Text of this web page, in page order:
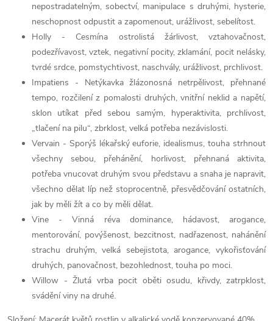
nepostradatelným, sobectví, manipulace s druhými, hysterie,
neschopnost odpustit a zapomenout, urážlivost, sebelítost.
Holly - Cesmína ostrolistá žárlivost, vztahovačnost,
podezřívavost, vztek, negativní pocity, zklamání, pocit nelásky,
tvrdé srdce, pomstychtivost, naschvály, urážlivost, prchlivost.
Impatiens - Netýkavka žlázonosná netrpělivost, přehnané
tempo, rozčilení z pomalosti druhých, vnitřní neklid a napětí,
sklon utíkat před sebou samým, hyperaktivita, prchlivost,
„tlačení na pilu“, zbrklost, velká potřeba nezávislosti.
Vervain - Sporýš lékařský euforie, idealismus, touha strhnout
všechny sebou, přehánění, horlivost, přehnaná aktivita,
potřeba vnucovat druhým svou představu a snaha je napravit,
všechno dělat líp než stoprocentně, přesvědčování ostatních,
jak by měli žít a co by měli dělat.
Vine - Vinná réva dominance, hádavost, arogance,
mentorování, povýšenost, bezcitnost, nadřazenost, nahánění
strachu druhým, velká sebejistota, arogance, vykořisťování
druhých, panovačnost, bezohlednost, touha po moci.
Willow - Žlutá vrba pocit oběti osudu, křivdy, zatrpklost,
svádění viny na druhé.